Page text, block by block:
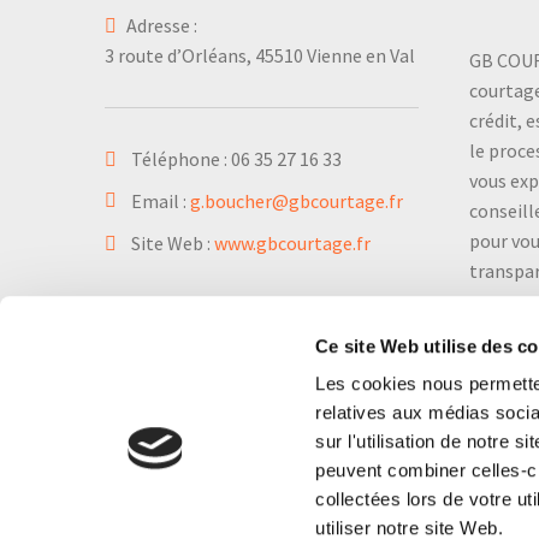
Ce site Web utilise des
Les cookies nous
relatives aux médias
sur l'utilisation de notre
peuvent combiner celles-
collectées lors de votre
utiliser notre site Web.
Adresse :
3 route d’Orléans, 45510 Vienne en Val
Téléphone : 06 35 27 16 33
Email : g.boucher@gbcourtage.fr
Site Web : www.gbcourtage.fr
GB
crédit,
le
vous
pour